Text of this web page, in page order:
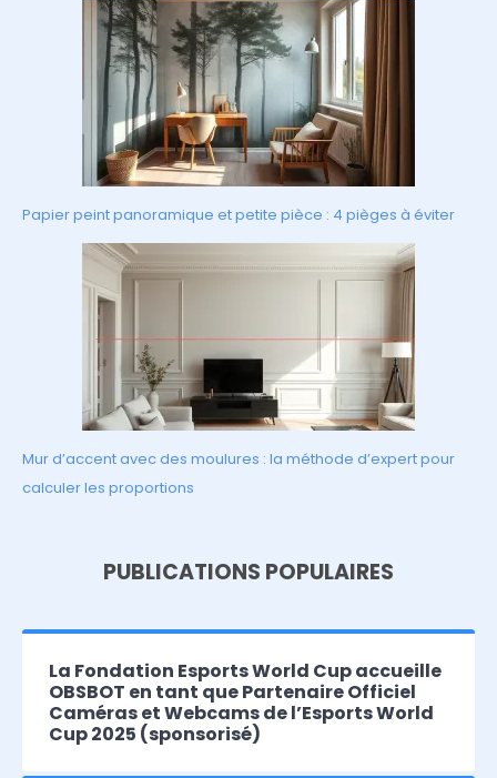
Papier peint panoramique et petite pièce : 4 pièges à éviter
Mur d’accent avec des moulures : la méthode d’expert pour
calculer les proportions
PUBLICATIONS POPULAIRES
La Fondation Esports World Cup accueille
OBSBOT en tant que Partenaire Officiel
Caméras et Webcams de l’Esports World
Cup 2025 (sponsorisé)